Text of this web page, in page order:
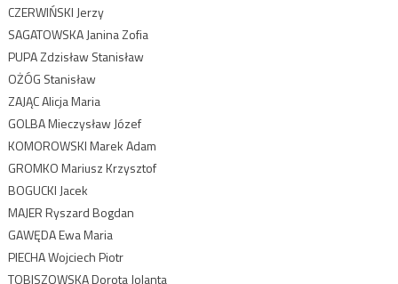
CZERWIŃSKI Jerzy
SAGATOWSKA Janina Zofia
PUPA Zdzisław Stanisław
OŻÓG Stanisław
ZAJĄC Alicja Maria
GOLBA Mieczysław Józef
KOMOROWSKI Marek Adam
GROMKO Mariusz Krzysztof
BOGUCKI Jacek
MAJER Ryszard Bogdan
GAWĘDA Ewa Maria
PIECHA Wojciech Piotr
TOBISZOWSKA Dorota Jolanta